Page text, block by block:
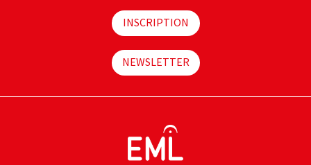
INSCRIPTION
NEWSLETTER